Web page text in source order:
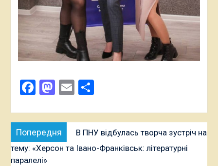
Facebook
Mastodon
EmailПоділитися
Навігація
записів
Попередня
публікація:
В ПНУ відбулась творча зустріч на
тему: «Херсон та Івано-Франківськ: літературні
паралелі»